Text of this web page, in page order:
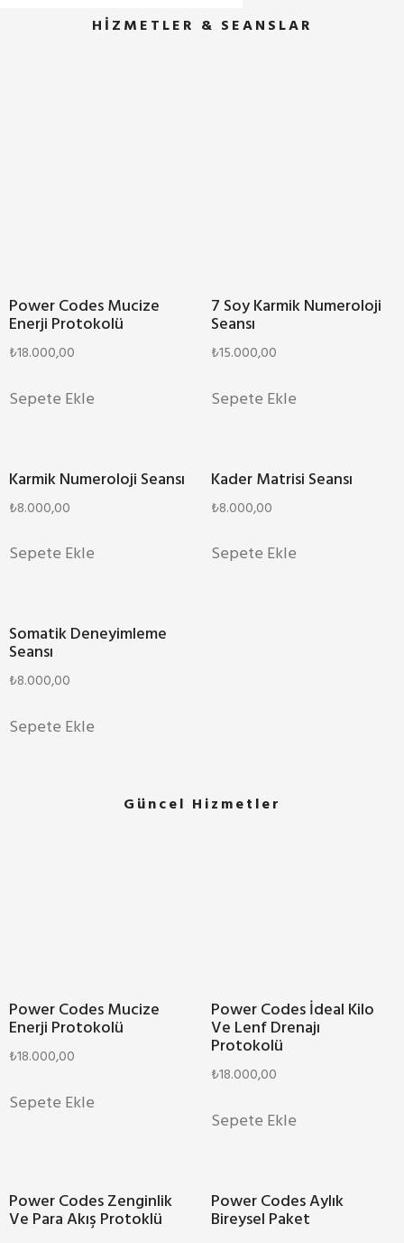
HİZMETLER & SEANSLAR
Power Codes Mucize
Enerji Protokolü
₺18.000,00
Sepete Ekle
7 Soy Karmik Numeroloji
Seansı
₺15.000,00
Sepete Ekle
Karmik Numeroloji Seansı
₺8.000,00
Sepete Ekle
Kader Matrisi Seansı
₺8.000,00
Sepete Ekle
Somatik Deneyimleme
Seansı
₺8.000,00
Sepete Ekle
Güncel Hizmetler
Power Codes Mucize
Enerji Protokolü
₺18.000,00
Sepete Ekle
Power Codes İdeal Kilo
Ve Lenf Drenajı
Protokolü
₺18.000,00
Sepete Ekle
Power Codes Zenginlik
Ve Para Akış Protoklü
Power Codes Aylık
Bireysel Paket